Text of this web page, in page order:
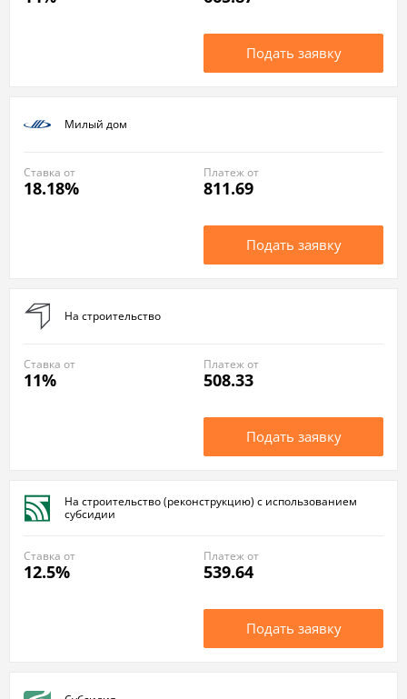
Подать заявку
Милый дом
18.18%
Ставка от
811.69
Платеж от
Подать заявку
На строительство
11%
Ставка от
508.33
Платеж от
Подать заявку
На строительство (реконструкцию) с использованием
субсидии
12.5%
Ставка от
539.64
Платеж от
Подать заявку